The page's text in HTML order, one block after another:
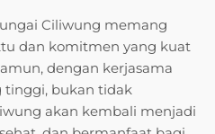
Ciliwung memang
dan komitmen yang kuat
dengan kerjasama
tinggi, bukan tidak
akan kembali menjadi